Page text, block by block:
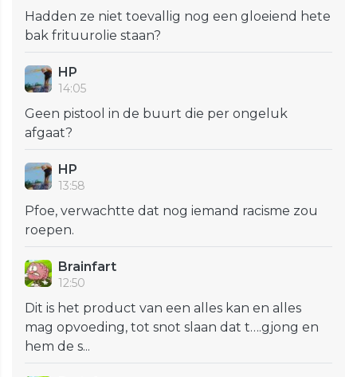
Hadden ze niet toevallig nog een gloeiend hete
bak frituurolie staan?
HP
14:05
Geen pistool in de buurt die per ongeluk
afgaat?
HP
13:58
Pfoe, verwachtte dat nog iemand racisme zou
roepen.
Brainfart
12:50
Dit is het product van een alles kan en alles
mag opvoeding, tot snot slaan dat t….gjong en
hem de s...